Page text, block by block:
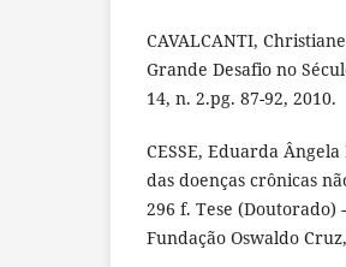
CAVALCANTI,
Grande Desafio no
14, n. 2.pg. 87-92, 2010.
CESSE, Eduarda
das doenças crônicas
296 f. Tese (Doutorado)
Fundação Oswaldo